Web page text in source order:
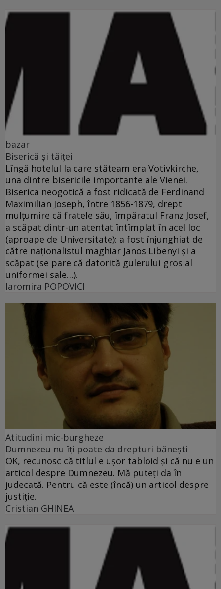
bazar
Biserică şi tăiţei
Lîngă hotelul la care stăteam era Votivkirche,
una dintre bisericile importante ale Vienei.
Biserica neogotică a fost ridicată de Ferdinand
Maximilian Joseph, între 1856-1879, drept
mulţumire că fratele său, împăratul Franz Josef,
a scăpat dintr-un atentat întîmplat în acel loc
(aproape de Universitate): a fost înjunghiat de
către naţionalistul maghiar Janos Libenyi şi a
scăpat (se pare că datorită gulerului gros al
uniformei sale…).
Iaromira POPOVICI
Atitudini mic-burgheze
Dumnezeu nu îţi poate da drepturi băneşti
OK, recunosc că titlul e uşor tabloid şi că nu e un
articol despre Dumnezeu. Mă puteţi da în
judecată. Pentru că este (încă) un articol despre
justiţie.
Cristian GHINEA